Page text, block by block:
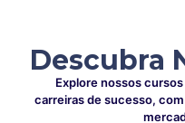
Descubra
Explore nossos
carreiras de sucesso,